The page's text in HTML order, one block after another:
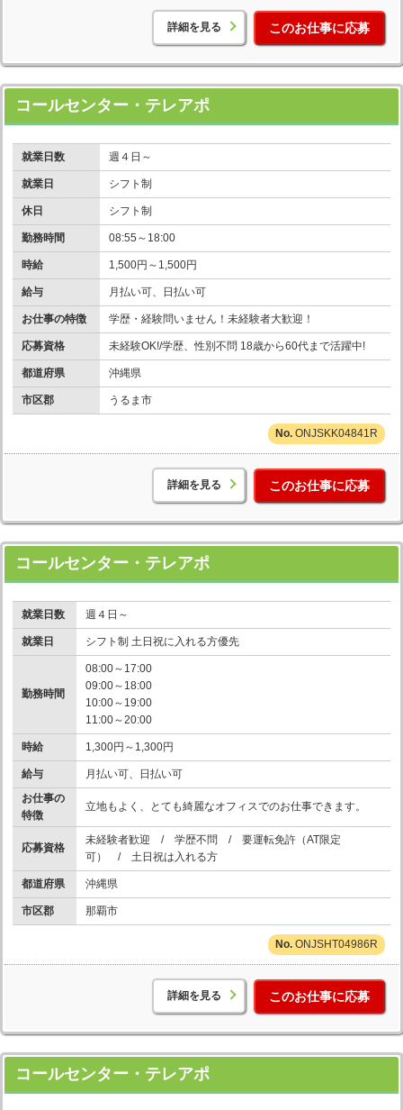
詳細を見る このお仕事に応募
コールセンター・テレアポ
就業日数 週４日～
就業日 シフト制
休日 シフト制
勤務時間 08:55～18:00
時給 1,500円～1,500円
給与 月払い可、日払い可
お仕事の特徴 学歴・経験問いません！未経験者大歓迎！
応募資格 未経験OK!/学歴、性別不問 18歳から60代まで活躍中!
都道府県 沖縄県
市区郡 うるま市
ONJSKK04841R
詳細を見る このお仕事に応募
コールセンター・テレアポ
就業日数 週４日～
就業日 シフト制 土日祝に入れる方優先
勤務時間
08:00～17:00
09:00～18:00
10:00～19:00
11:00～20:00
時給 1,300円～1,300円
給与
月払い可、日払い可
お仕事の
特徴
立地もよく、とても綺麗なオフィスでのお仕事できます。
応募資格
未経験者歓迎 / 学歴不問 / 要運転免許（AT限定
可） / 土日祝は入れる方
都道府県 沖縄県
市区郡 那覇市
ONJSHT04986R
詳細を見る このお仕事に応募
コールセンター・テレアポ